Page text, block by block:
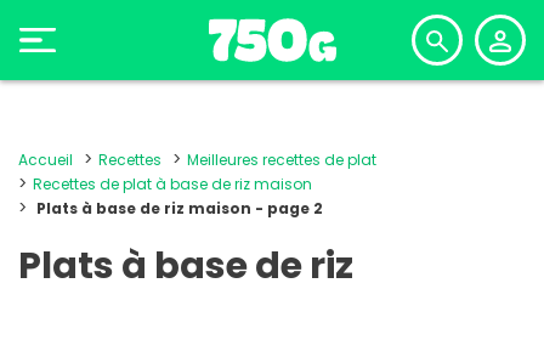
Accueil Recettes
Meilleures recettes de plat
Recettes de plat à base de riz maison
Plats à base de riz maison - page 2
Plats à base de riz